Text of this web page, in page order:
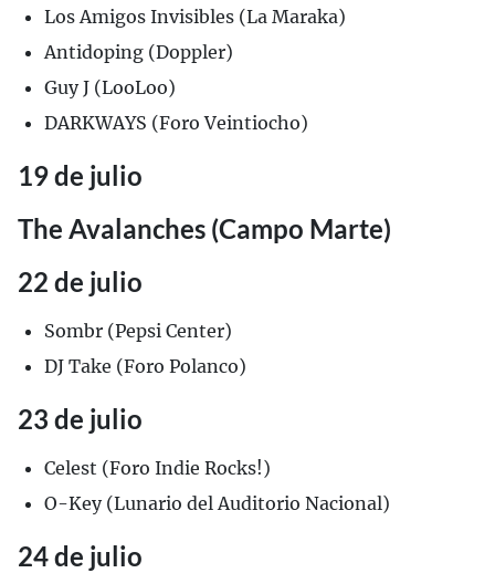
Los Amigos Invisibles (La Maraka)
Antidoping (Doppler)
Guy J (LooLoo)
DARKWAYS (Foro Veintiocho)
19 de julio
The Avalanches (Campo Marte)
22 de julio
Sombr (Pepsi Center)
DJ Take (Foro Polanco)
23 de julio
Celest (Foro Indie Rocks!)
O-Key (Lunario del Auditorio Nacional)
24 de julio